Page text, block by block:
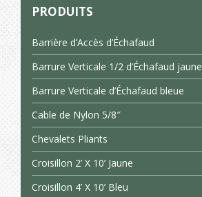
PRODUITS
Barrière d’Accès d’Échafaud
Barrure Verticale 1/2 d’Échafaud jaune
Barrure Verticale d’Échafaud bleue
Cable de Nylon 5/8″
Chevalets Pliants
Croisillon 2’ X 10’ Jaune
Croisillon 4’ X 10’ Bleu